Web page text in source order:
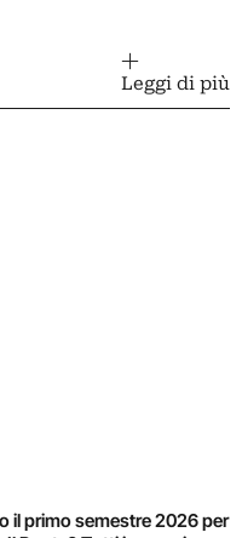
Leggi di più
il primo semestre 2026 per